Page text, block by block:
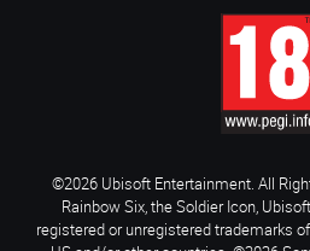
©2026 Ubisoft Entertainment. All
Rainbow Six, the Soldier Icon,
registered or unregistered trademarks